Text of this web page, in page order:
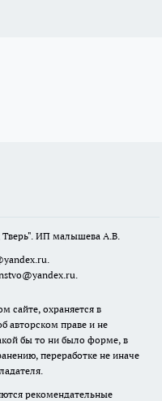
Тверь". ИП малышева А.В.
сайте, охраняется в
авторском праве и не
бы то ни было форме, в
переработке не иначе
рекомендательные